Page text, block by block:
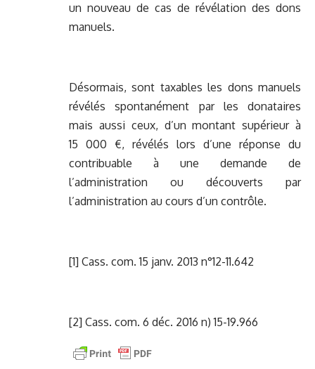
un nouveau de cas de révélation des dons
manuels.
Désormais, sont taxables les dons manuels
révélés spontanément par les donataires
mais aussi ceux, d’un montant supérieur à
15 000 €, révélés lors d’une réponse du
contribuable à une demande de
l’administration ou découverts par
l’administration au cours d’un contrôle.
[1] Cass. com. 15 janv. 2013 n°12-11.642
[2] Cass. com. 6 déc. 2016 n) 15-19.966